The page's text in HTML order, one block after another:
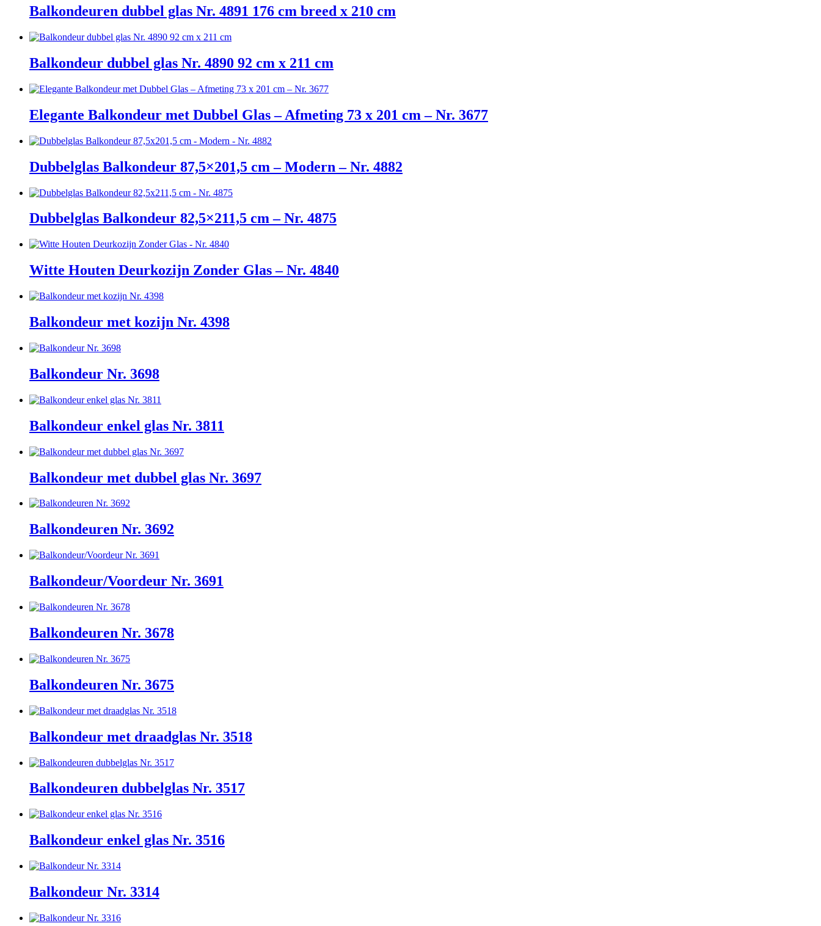
Balkondeuren dubbel glas Nr. 4891 176 cm breed x 210 cm
Balkondeur dubbel glas Nr. 4890 92 cm x 211 cm
Elegante Balkondeur met Dubbel Glas – Afmeting 73 x 201 cm – Nr. 3677
Dubbelglas Balkondeur 87,5×201,5 cm – Modern – Nr. 4882
Dubbelglas Balkondeur 82,5×211,5 cm – Nr. 4875
Witte Houten Deurkozijn Zonder Glas – Nr. 4840
Balkondeur met kozijn Nr. 4398
Balkondeur Nr. 3698
Balkondeur enkel glas Nr. 3811
Balkondeur met dubbel glas Nr. 3697
Balkondeuren Nr. 3692
Balkondeur/Voordeur Nr. 3691
Balkondeuren Nr. 3678
Balkondeuren Nr. 3675
Balkondeur met draadglas Nr. 3518
Balkondeuren dubbelglas Nr. 3517
Balkondeur enkel glas Nr. 3516
Balkondeur Nr. 3314